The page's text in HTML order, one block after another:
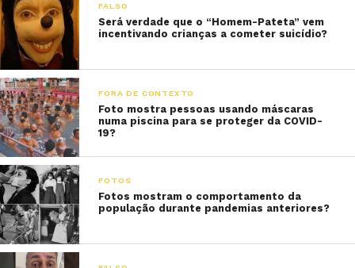
FALSO
Será verdade que o “Homem-Pateta” vem
incentivando crianças a cometer suicídio?
FORA DE CONTEXTO
Foto mostra pessoas usando máscaras
numa piscina para se proteger da COVID-
19?
FOTOS
Fotos mostram o comportamento da
população durante pandemias anteriores?